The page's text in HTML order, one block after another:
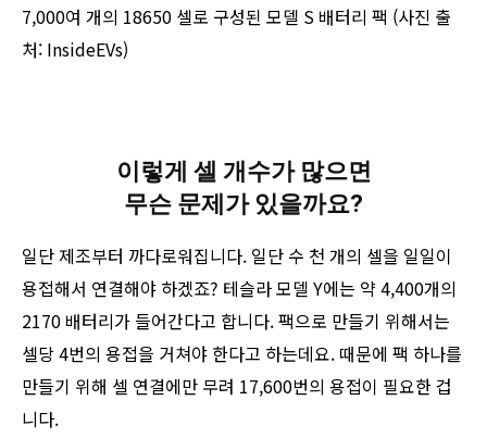
7,000여 개의 18650 셀로 구성된 모델 S 배터리 팩 (사진 출
처: InsideEVs)
이렇게 셀 개수가 많으면
무슨 문제가 있을까요?
일단 제조부터 까다로워집니다. 일단 수 천 개의 셀을 일일이
용접해서 연결해야 하겠죠? 테슬라 모델 Y에는 약 4,400개의
2170 배터리가 들어간다고 합니다. 팩으로 만들기 위해서는
셀당 4번의 용접을 거쳐야 한다고 하는데요. 때문에 팩 하나를
만들기 위해 셀 연결에만 무려 17,600번의 용접이 필요한 겁
니다.